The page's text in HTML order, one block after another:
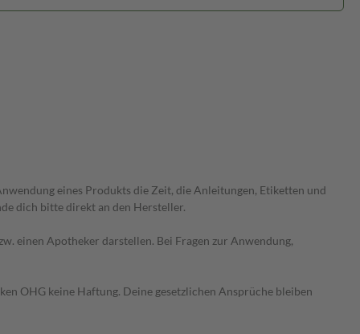
eines Produkts die Zeit, die Anleitungen, Etiketten und
dich bitte direkt an den Hersteller.
einen Apotheker darstellen. Bei Fragen zur Anwendung,
OHG keine Haftung. Deine gesetzlichen Ansprüche bleiben